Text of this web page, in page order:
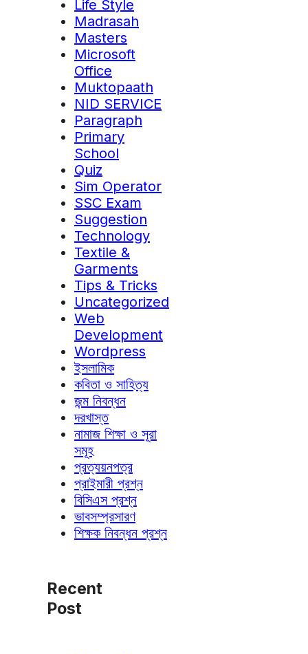
Life Style
Madrasah
Masters
Microsoft
Office
Muktopaath
NID SERVICE
Paragraph
Primary
School
Quiz
Sim Operator
SSC Exam
Suggestion
Technology
Textile &
Garments
Tips & Tricks
Uncategorized
Web
Development
Wordpress
ইসলামিক
কবিতা ও সাহিত্য
জন্ম নিবন্ধন
দরখাস্ত
নামাজ শিক্ষা ও সূরা
সমূহ
প্রত্যয়নপত্র
প্রাইমারী প্রশ্ন
বিসিএস প্রশ্ন
ভাবসম্প্রসারণ
শিক্ষক নিবন্ধন প্রশ্ন
Recent
Post